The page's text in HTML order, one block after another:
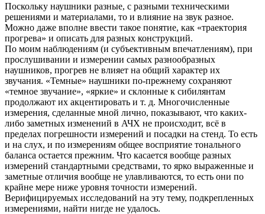
Поскольку наушники разные, с разными техническими
решениями и материалами, то и влияние на звук разное.
Можно даже вполне ввести такое понятие, как «траектория
прогрева» и описать для разных конструкций.
По моим наблюдениям (и субъективным впечатлениям), при
прослушивании и измерении самых разнообразных
наушников, прогрев не влияет на общий характер их
звучания. «Темные» наушники по-прежнему сохраняют
«темное звучание», «яркие» и склонные к сибилянтам
продолжают их акцентировать и т. д. Многочисленные
измерения, сделанные мной лично, показывают, что каких-
либо заметных изменений в АЧХ не происходит, всё в
пределах погрешности измерений и посадки на стенд. То есть
и на слух, и по измерениям общее восприятие тонального
баланса остается прежним. Что касается вообще разных
измерений стандартными средствами, то ярко выраженные и
заметные отличия вообще не улавливаются, то есть они по
крайне мере ниже уровня точности измерений.
Верифицируемых исследований на эту тему, подкрепленных
измерениями, найти нигде не удалось.